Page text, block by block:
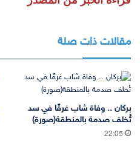
مقالات ذات صلة
بركان .. وفاة شاب غرقًا في سد
تُخلف صدمة بالمنطقة(صورة)
22:05